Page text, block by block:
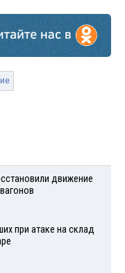
движение
при атаке на склад